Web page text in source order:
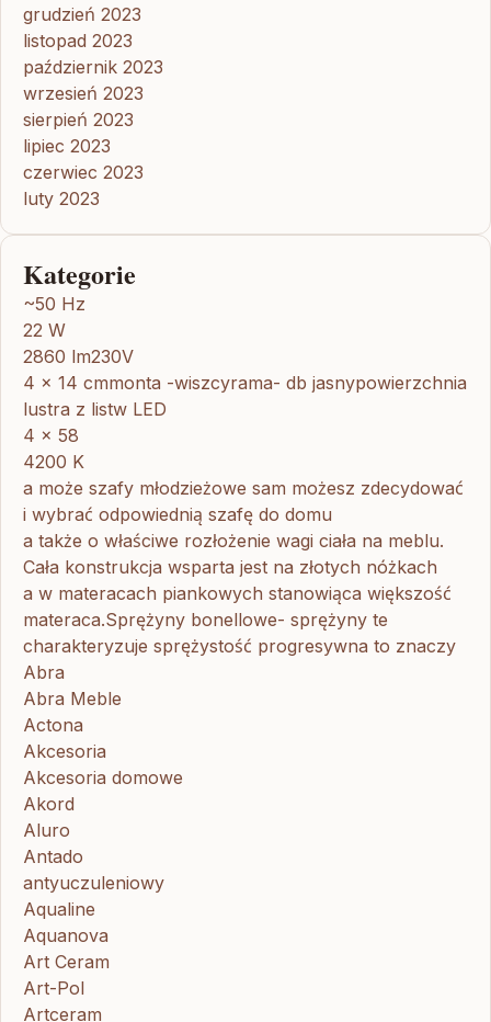
grudzień 2023
listopad 2023
październik 2023
wrzesień 2023
sierpień 2023
lipiec 2023
czerwiec 2023
luty 2023
Kategorie
~50 Hz
22 W
2860 lm230V
4 x 14 cmmonta -wiszcyrama- db jasnypowierzchnia
lustra z listw LED
4 x 58
4200 K
a może szafy młodzieżowe sam możesz zdecydować
i wybrać odpowiednią szafę do domu
a także o właściwe rozłożenie wagi ciała na meblu.
Cała konstrukcja wsparta jest na złotych nóżkach
a w materacach piankowych stanowiąca większość
materaca.Sprężyny bonellowe- sprężyny te
charakteryzuje sprężystość progresywna to znaczy
Abra
Abra Meble
Actona
Akcesoria
Akcesoria domowe
Akord
Aluro
Antado
antyuczuleniowy
Aqualine
Aquanova
Art Ceram
Art-Pol
Artceram